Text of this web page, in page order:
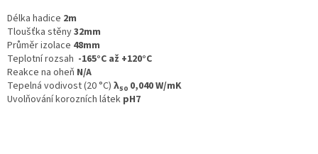
Délka hadice 2m
Tloušťka stěny32mm
Průměr izolace 48mm
Teplotní rozsah -165°C až +120°C
Reakce na oheň N/A
Tepelná vodivost (20 °C) λ50 0,040 W/mK
Uvolňování korozních látek pH7